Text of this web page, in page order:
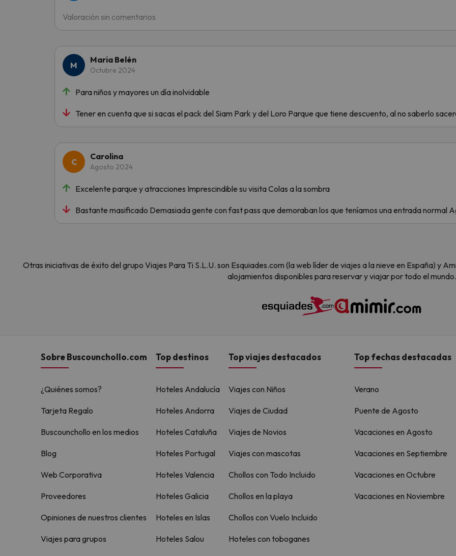
Valoración sin comentarios
Maria Belén
Octubre 2024
Para niños y mayores un día inolvidable
Tener en cuenta que si sacas el pack del Siam Park y del Loro Parque que tiene descuento, al no saberlo
Carolina
Agosto 2024
Excelente parque y atracciones Imprescindible su visita Colas a la sombra
Bastante masificado Demasiada gente con fast pass que demoraban los que teníamos una entrada normal
Otras iniciativas de éxito del grupo Viajes Para Ti S.L.U. son Esquiades.com (la web líder de viajes a la nieve en España) y
alojamientos disponibles para reservar y viajar por todo el mundo.
Sobre Buscounchollo.com
¿Quiénes somos?
Tarjeta Regalo
Buscounchollo en los medios
Blog
Web Corporativa
Proveedores
Opiniones de nuestros clientes
Viajes para grupos
Top destinos
Hoteles Andalucía
Hoteles Andorra
Hoteles Cataluña
Hoteles Portugal
Hoteles Valencia
Hoteles Galicia
Hoteles en Islas
Hoteles Salou
Top viajes destacados
Viajes con Niños
Viajes de Ciudad
Viajes de Novios
Viajes con mascotas
Chollos con Todo Incluido
Chollos en la playa
Chollos con Vuelo Incluido
Hoteles con toboganes
Top fechas destacadas
Verano
Puente de Agosto
Vacaciones en Agosto
Vacaciones en Septiembre
Vacaciones en Octubre
Vacaciones en Noviembre